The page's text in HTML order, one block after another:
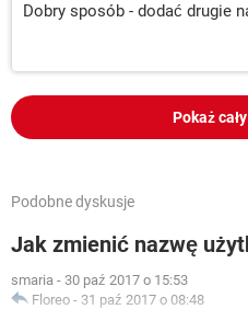
Dobry sposób - dodać drugie
Pokaż
Podobne dyskusje
Jak zmienić nazwę
smaria - 30 paź 2017 o 15:53
Floreo - 31 paź 2017 o 08:48